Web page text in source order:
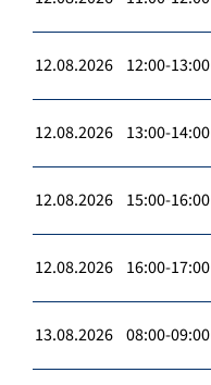
12.08.2026 12:00-13:00
12.08.2026 13:00-14:00
12.08.2026 15:00-16:00
12.08.2026 16:00-17:00
13.08.2026 08:00-09:00